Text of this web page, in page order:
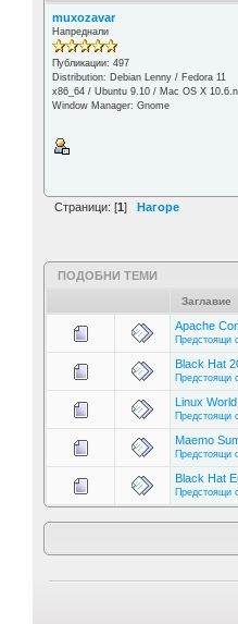
muxozavar
Напреднали
Публикации: 497
Distribution: Debian Lenny / Fedora 11
x86_64 / Ubuntu 9.10 / Mac OS X 10.6.n
Window Manager: Gnome
Страници: [1] Нагоре
ПОДОБНИ ТЕМИ
Заглавие
Apache
Предстоящи
Black Hat
Предстоящи
Linux
Предстоящи
Maemo
Предстоящи
Black Hat
Предстоящи